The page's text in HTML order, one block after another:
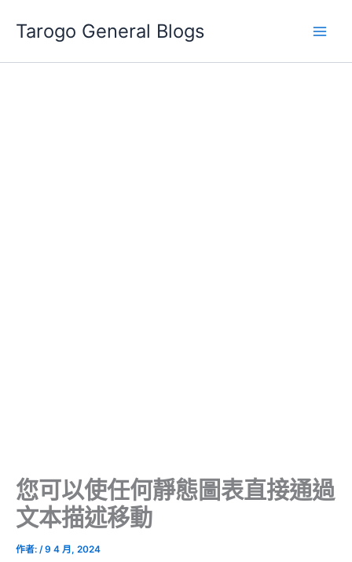
要
Tarogo General Blogs
您可以使任何靜態圖表直接通過
文本描述移動
作者: /9 4 月, 2024